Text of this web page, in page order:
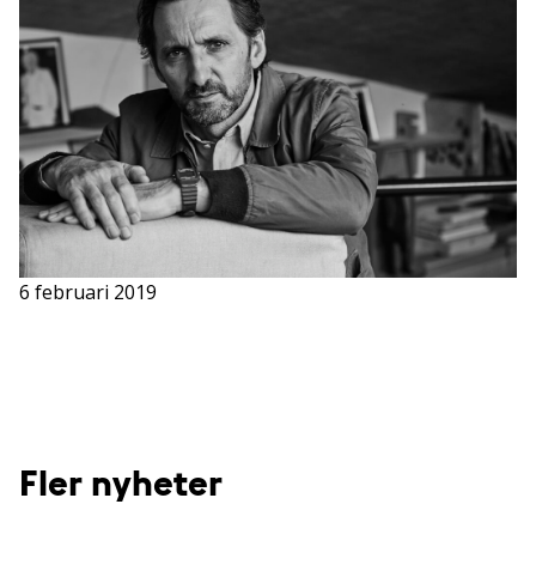
6 februari 2019
Fler nyheter